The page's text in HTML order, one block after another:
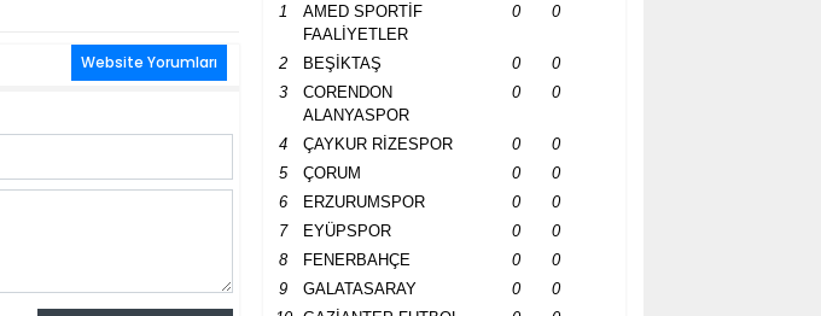
Website Yorumları
1
AMED SPORTİF
FAALİYETLER
0 0
2 BEŞİKTAŞ 0
0
3
CORENDON
ALANYASPOR
0 0
4 ÇAYKUR RİZESPOR 0
0
5
ÇORUM 0
0
6
ERZURUMSPOR 0
0
7
EYÜPSPOR 0
0
8
FENERBAHÇE 0
0
9
GALATASARAY 0
0